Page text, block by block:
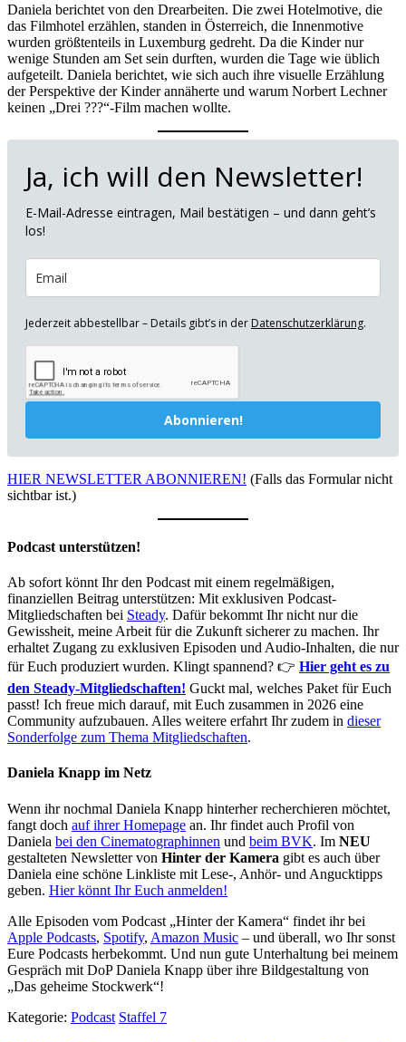
Daniela berichtet von den Drearbeiten. Die zwei Hotelmotive, die
das Filmhotel erzählen, standen in Österreich, die Innenmotive
wurden größtenteils in Luxemburg gedreht. Da die Kinder nur
wenige Stunden am Set sein durften, wurden die Tage wie üblich
aufgeteilt. Daniela berichtet, wie sich auch ihre visuelle Erzählung
der Perspektive der Kinder annäherte und warum Norbert Lechner
keinen „Drei ???“-Film machen wollte.
Ja, ich will den Newsletter!
E-Mail-Adresse eintragen, Mail bestätigen – und dann geht’s
los!
Jederzeit abbestellbar – Details gibt’s in der Datenschutzerklärung.
Abonnieren!
HIER NEWSLETTER ABONNIEREN! (Falls das Formular nicht
sichtbar ist.)
Podcast unterstützen!
Ab sofort könnt Ihr den Podcast mit einem regelmäßigen,
finanziellen Beitrag unterstützen: Mit exklusiven Podcast-
Mitgliedschaften bei Steady. Dafür bekommt Ihr nicht nur die
Gewissheit, meine Arbeit für die Zukunft sicherer zu machen. Ihr
erhaltet Zugang zu exklusiven Episoden und Audio-Inhalten, die nur
für Euch produziert wurden. Klingt spannend? 👉 Hier geht es zu
den Steady-Mitgliedschaften! Guckt mal, welches Paket für Euch
passt! Ich freue mich darauf, mit Euch zusammen in 2026 eine
Community aufzubauen. Alles weitere erfahrt Ihr zudem in dieser
Sonderfolge zum Thema Mitgliedschaften.
Daniela Knapp im Netz
Wenn ihr nochmal Daniela Knapp hinterher recherchieren möchtet,
fangt doch auf ihrer Homepage an. Ihr findet auch Profil von
Daniela bei den Cinematographinnen und beim BVK. Im NEU
gestalteten Newsletter von Hinter der Kamera gibt es auch über
Daniela eine schöne Linkliste mit Lese-, Anhör- und Angucktipps
geben. Hier könnt Ihr Euch anmelden!
Alle Episoden vom Podcast „Hinter der Kamera“ findet ihr bei
Apple Podcasts, Spotify, Amazon Music – und überall, wo Ihr sonst
Eure Podcasts herbekommt. Und nun gute Unterhaltung bei meinem
Gespräch mit DoP Daniela Knapp über ihre Bildgestaltung von
„Das geheime Stockwerk“!
Kategorie: Podcast Staffel 7